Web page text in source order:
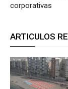
corporativas
ARTICULOS